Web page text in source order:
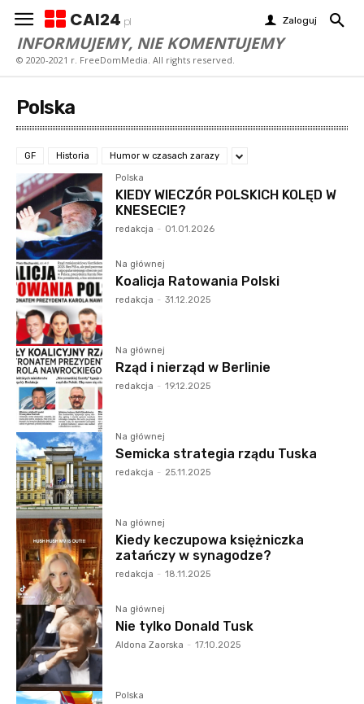
CAI24 pl Zaloguj
INFORMUJEMY, NIE KOMENTUJEMY
© 2020-2021 r. FreeDomMedia. All rights reserved.
Polska
GF Historia Humor w czasach zarazy
Polska
KIEDY WIECZÓR POLSKICH KOLĘD W
KNESECIE?
redakcja - 01.01.2026
Na głównej
Koalicja Ratowania Polski
redakcja - 31.12.2025
Na głównej
Rząd i nierząd w Berlinie
redakcja - 19.12.2025
Na głównej
Semicka strategia rządu Tuska
redakcja - 25.11.2025
Na głównej
Kiedy keczupowa księżniczka
zatańczy w synagodze?
redakcja - 18.11.2025
Na głównej
Nie tylko Donald Tusk
Aldona Zaorska - 17.10.2025
Polska